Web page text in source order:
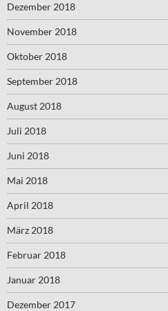
Dezember 2018
November 2018
Oktober 2018
September 2018
August 2018
Juli 2018
Juni 2018
Mai 2018
April 2018
März 2018
Februar 2018
Januar 2018
Dezember 2017